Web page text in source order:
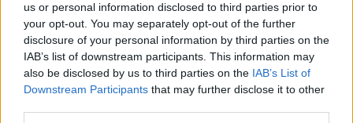
us or personal information disclosed to third parties prior to
your opt-out. You may separately opt-out of the further
disclosure of your personal information by third parties on the
IAB’s list of downstream participants. This information may
also be disclosed by us to third parties on the IAB’s List of
Downstream Participants that may further disclose it to other
δραστηριότητα το πρώτο τρίμηνο του 2026
Ιρανός ΥΠΕΞ: Το Στενό του Ορμούζ είναι πλήρως ανοιχτό
– Πτώση 10% καταγράφει η τιμή του πετρελαίου
Ακολουθήστε το ekriti.gr στοGoogle News και
μάθετε πρώτοι όλες τις ειδήσεις για την Κρήτη